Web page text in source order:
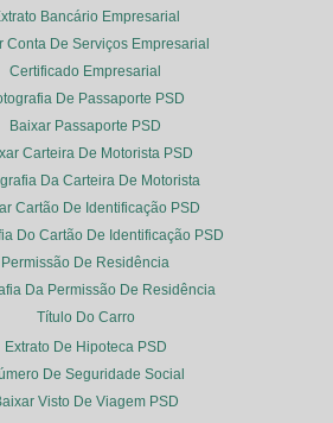
Bancário Empresarial
Conta De Serviços Empresarial
Certificado Empresarial
De Passaporte PSD
Baixar Passaporte PSD
Carteira De Motorista PSD
Da Carteira De Motorista
Cartão De Identificação PSD
Do Cartão De Identificação PSD
Permissão De Residência
Da Permissão De Residência
Título Do Carro
Extrato De Hipoteca PSD
De Seguridade Social
Visto De Viagem PSD